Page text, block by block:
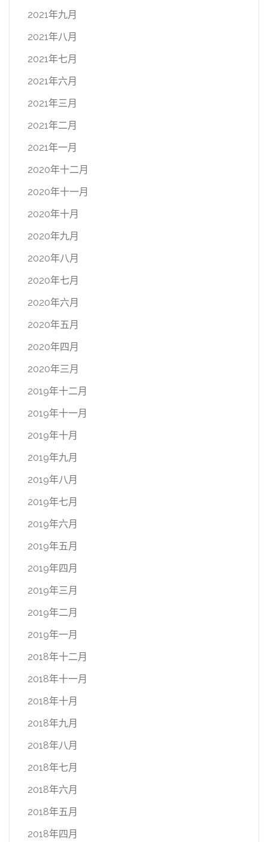
2021年九月
2021年八月
2021年七月
2021年六月
2021年三月
2021年二月
2021年一月
2020年十二月
2020年十一月
2020年十月
2020年九月
2020年八月
2020年七月
2020年六月
2020年五月
2020年四月
2020年三月
2019年十二月
2019年十一月
2019年十月
2019年九月
2019年八月
2019年七月
2019年六月
2019年五月
2019年四月
2019年三月
2019年二月
2019年一月
2018年十二月
2018年十一月
2018年十月
2018年九月
2018年八月
2018年七月
2018年六月
2018年五月
2018年四月